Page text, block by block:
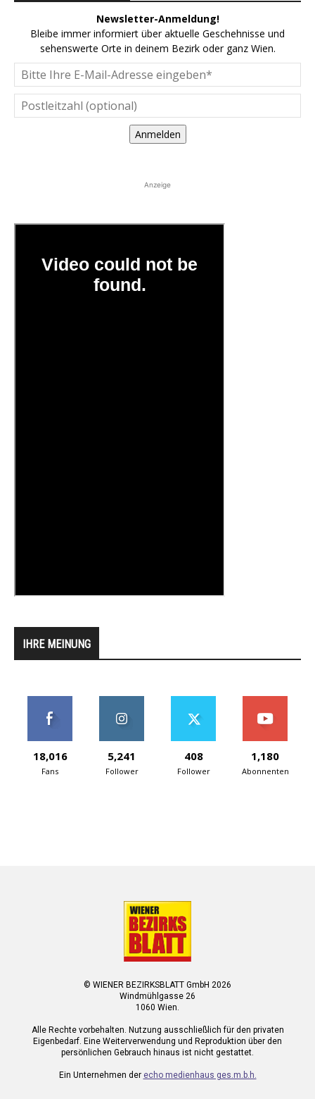
Newsletter-Anmeldung!
Bleibe immer informiert über aktuelle Geschehnisse und
sehenswerte Orte in deinem Bezirk oder ganz Wien.
Anmelden
Anzeige
IHRE MEINUNG
18,016
Fans
5,241
Follower
408
Follower
1,180
Abonnenten
© WIENER BEZIRKSBLATT GmbH 2026
Windmühlgasse 26
1060 Wien.
Alle Rechte vorbehalten. Nutzung ausschließlich für den privaten
Eigenbedarf. Eine Weiterverwendung und Reproduktion über den
persönlichen Gebrauch hinaus ist nicht gestattet.
Ein Unternehmen der echo medienhaus ges.m.b.h.